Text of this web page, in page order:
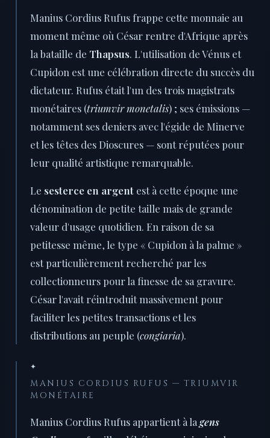
Manius Cordius Rufus frappe cette monnaie au
moment même où César rentre d'Afrique après
la bataille de Thapsus. L'utilisation de Vénus et
Cupidon est une célébration directe du succès du
dictateur. Rufus était l'un des trois magistrats
monétaires (triumvir monetalis) ; ses émissions —
notamment ses deniers avec l'égide de Minerve
et les têtes des Dioscures — sont réputées pour
leur qualité artistique remarquable.
Le sesterce en argent est à cette époque une
dénomination de petite taille mais de grande
valeur d'usage quotidien. En raison de sa
petitesse même, le type « Cupidon à la palme »
est particulièrement recherché par les
collectionneurs pour la finesse de sa gravure.
César l'avait réintroduit massivement pour
faciliter les petites transactions et les
distributions au peuple (congiaria).
✦
MANIUS CORDIUS RUFUS — TRIUMVIR
MONÉTAIRE
Manius Cordius Rufus appartient à la gens